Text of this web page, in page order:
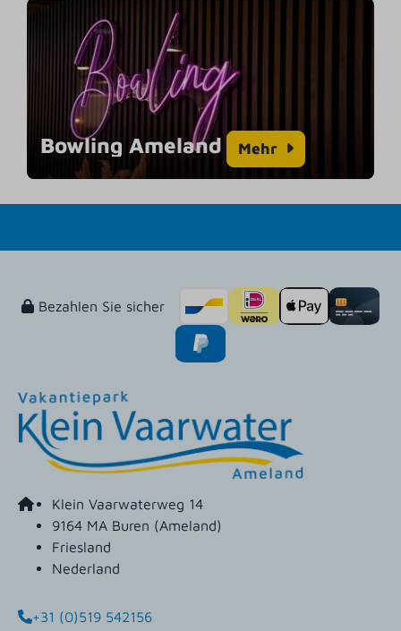
Bowling Ameland Mehr
Bezahlen Sie sicher
Klein Vaarwaterweg 14
9164 MA Buren (Ameland)
Friesland
Nederland
+31 (0)519 542156